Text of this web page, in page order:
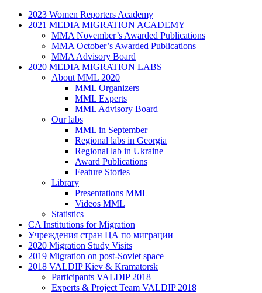
2023 Women Reporters Academy
2021 MEDIA MIGRATION ACADEMY
MMA November’s Awarded Publications
MMA October’s Awarded Publications
MMA Advisory Board
2020 MEDIA MIGRATION LABS
About MML 2020
MML Organizers
MML Experts
MML Advisory Board
Our labs
ММL in September
Regional labs in Georgia
Regional lab in Ukraine
Award Publications
Feature Stories
Library
Presentations MML
Videos MML
Statistics
CA Institutions for Migration
Учреждения стран ЦА по миграции
2020 Migration Study Visits
2019 Migration on post-Soviet space
2018 VALDIP Kiev & Kramatorsk
Participants VALDIP 2018
Experts & Project Team VALDIP 2018